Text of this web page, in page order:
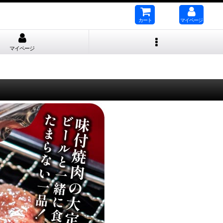
カート マイページ
マイページ